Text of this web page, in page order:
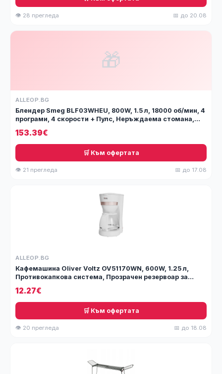
👁 28 прегледа 📅 до 20.08
🎁
ALLEOP.BG
Блендер Smeg BLF03WHEU, 800W, 1.5 л, 18000 об/мин, 4
програми, 4 скорости + Пулс, Неръждаема стомана,
153.39€
🛒 Към офертата
👁 21 прегледа 📅 до 17.08
ALLEOP.BG
Кафемашина Oliver Voltz OV51170WN, 600W, 1.25 л,
Противокапкова система, Прозрачен резервоар за
12.27€
🛒 Към офертата
👁 20 прегледа 📅 до 18.08